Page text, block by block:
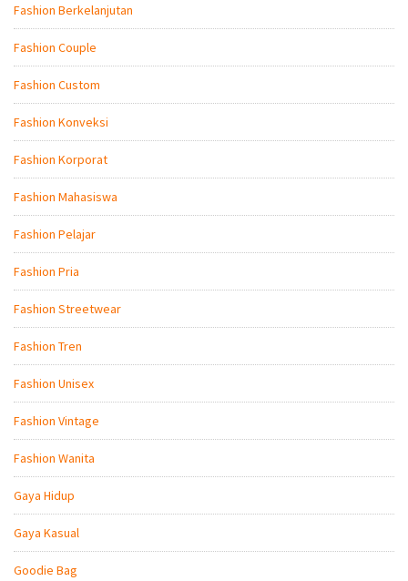
Fashion Berkelanjutan
Fashion Couple
Fashion Custom
Fashion Konveksi
Fashion Korporat
Fashion Mahasiswa
Fashion Pelajar
Fashion Pria
Fashion Streetwear
Fashion Tren
Fashion Unisex
Fashion Vintage
Fashion Wanita
Gaya Hidup
Gaya Kasual
Goodie Bag